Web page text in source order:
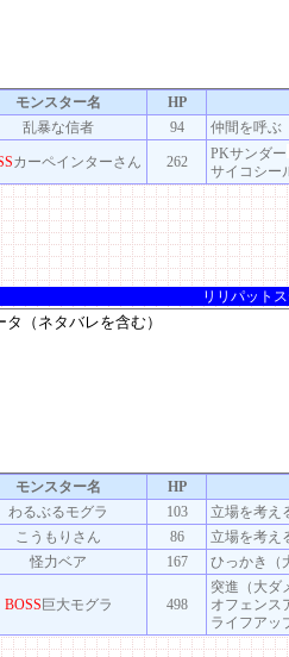
モンスター名 HP
乱暴な信者
94 仲間を呼ぶ
カーペインターさん 262 PKサンダー
サイコシー
リリパット
モンスター名 HP
わるぶるモグラ
103 立場を考え
こうもりさん
86 立場を考え
怪力ベア
167 ひっかき（
BOSS 巨大モグラ 498
突進（大ダ
オフェンス
ライフアッ